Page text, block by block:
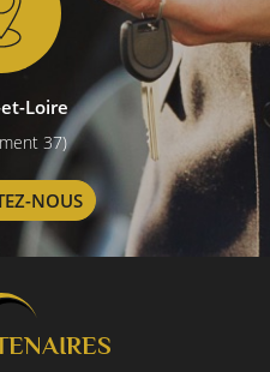
Loire
37)
NOUS